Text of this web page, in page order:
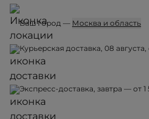
Ваш город — Москва и область
Курьерская доставка, 08
Экспресс-доставка, завтра — от 1